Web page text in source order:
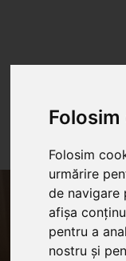
Folosim
urmărire
de navigare
afișa
pentru a
nostru și
TORTURI